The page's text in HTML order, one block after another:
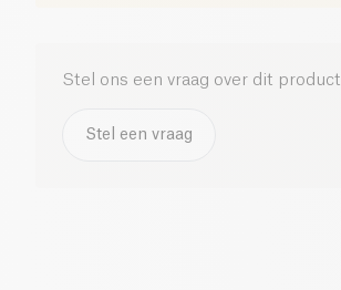
Stel ons een vraag over dit product
Stel een vraag